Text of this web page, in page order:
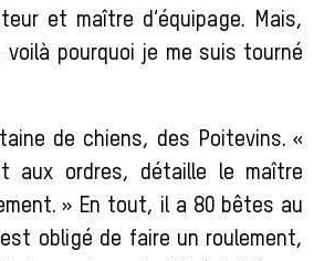
et maître d’équipage. Mais,
pourquoi je me suis tourné
de chiens, des Poitevins. «
aux ordres, détaille le maître
» En tout, il a 80 bêtes au
obligé de faire un roulement,